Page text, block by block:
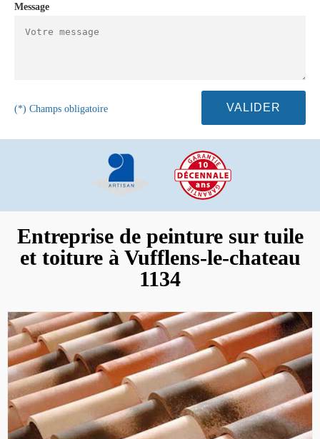
Message
(*) Champs obligatoire
Entreprise de peinture sur tuile
et toiture à Vufflens-le-chateau
1134